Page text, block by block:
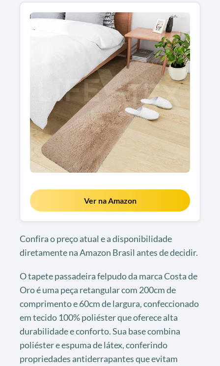
Ver na Amazon
Confira o preço atual e a disponibilidade
diretamente na Amazon Brasil antes de decidir.
O tapete passadeira felpudo da marca Costa de
Oro é uma peça retangular com 200cm de
comprimento e 60cm de largura, confeccionado
em tecido 100% poliéster que oferece alta
durabilidade e conforto. Sua base combina
poliéster e espuma de látex, conferindo
propriedades antiderrapantes que evitam